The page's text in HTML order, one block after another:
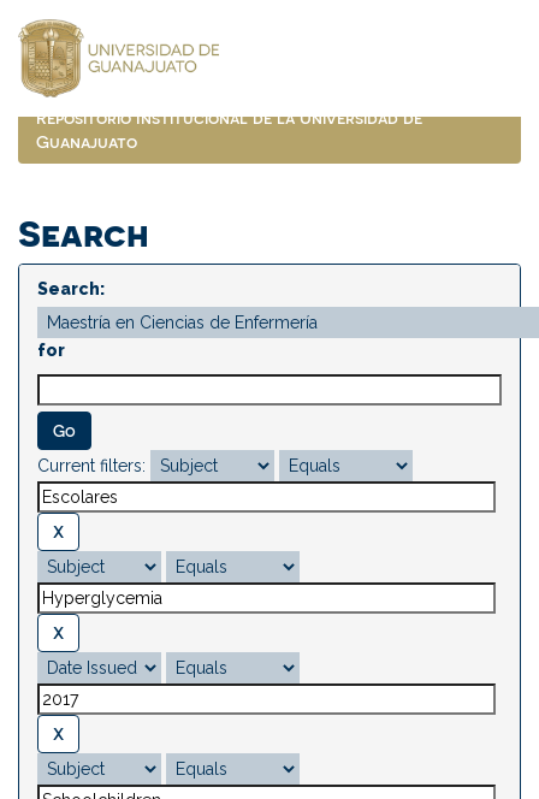
navigation
Repositorio Institucional de la Universidad de
Guanajuato
Search
Search:
for
Current filters: